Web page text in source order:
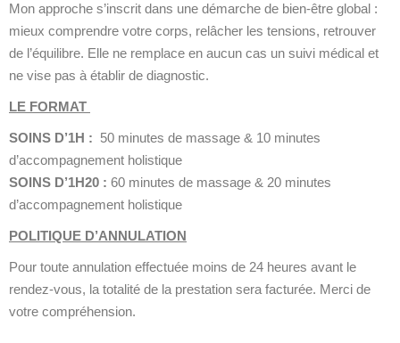
Mon approche s’inscrit dans une démarche de bien-être global :
mieux comprendre votre corps, relâcher les tensions, retrouver
de l’équilibre. Elle ne remplace en aucun cas un suivi médical et
ne vise pas à établir de diagnostic.
LE FORMAT
SOINS D’1H : 50 minutes de massage & 10 minutes
d’accompagnement holistique
SOINS D’1H20 : 60 minutes de massage & 20 minutes
d’accompagnement holistique
POLITIQUE D’ANNULATION
Pour toute annulation effectuée moins de 24 heures avant le
rendez-vous, la totalité de la prestation sera facturée. Merci de
votre compréhension.